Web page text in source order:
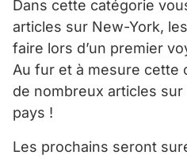
Dans cette catégorie
articles sur New-York,
faire lors d’un premier
Au fur et à mesure cette
de nombreux articles
pays !
Les prochains seront